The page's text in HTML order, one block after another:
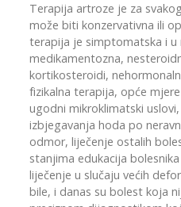
Terapija artroze je za
može biti konzervativna ili
terapija je simptomatska i u
medikamentozna,
kortikosteroidi,
fizikalna terapija, opće
ugodni mikroklimatski
izbjegavanja hoda po
odmor, liječenje ostalih
stanjima edukacija
liječenje u slučaju većih
bile, i danas su bolest koja